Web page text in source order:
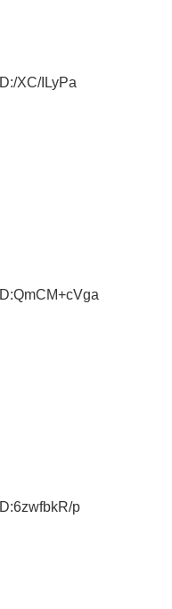
ID:/XC/ILyPa
ID:QmCM+cVga
ID:6zwfbkR/p